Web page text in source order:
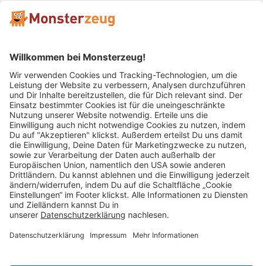
Mitglied im:
Impressum AGB Widerrufsbelehrung